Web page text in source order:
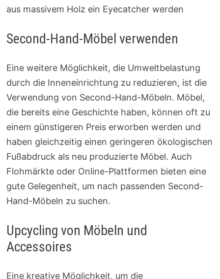
aus massivem Holz ein Eyecatcher werden
Second-Hand-Möbel verwenden
Eine weitere Möglichkeit, die Umweltbelastung
durch die Inneneinrichtung zu reduzieren, ist die
Verwendung von Second-Hand-Möbeln. Möbel,
die bereits eine Geschichte haben, können oft zu
einem günstigeren Preis erworben werden und
haben gleichzeitig einen geringeren ökologischen
Fußabdruck als neu produzierte Möbel. Auch
Flohmärkte oder Online-Plattformen bieten eine
gute Gelegenheit, um nach passenden Second-
Hand-Möbeln zu suchen.
Upcycling von Möbeln und
Accessoires
Eine kreative Möglichkeit, um die